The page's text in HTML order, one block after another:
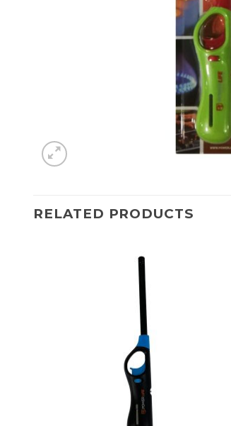
RELATED PRODUCTS